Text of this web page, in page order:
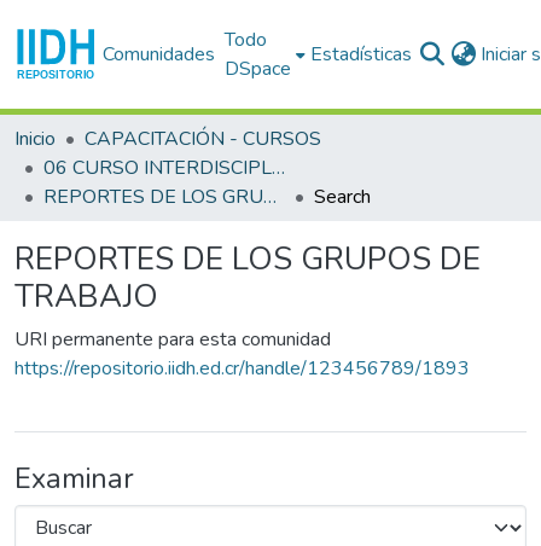
Comunidades
Todo
DSpace
Estadísticas Iniciar
Inicio
CAPACITACIÓN - CURSOS
06 CURSO INTERDISCIPLINARIO EN DERECHOS HUMANOS (6o. : 1988 ago. 16-26 : San José)
REPORTES DE LOS GRUPOS DE TRABAJO
Search
REPORTES DE LOS GRUPOS DE
TRABAJO
URI permanente para esta comunidad
https://repositorio.iidh.ed.cr/handle/123456789/1893
Examinar